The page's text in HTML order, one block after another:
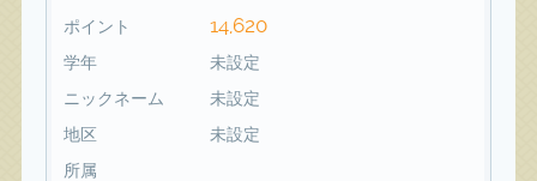
ポイント 14,620
学年
未設定
ニックネーム
未設定
地区
未設定
所属